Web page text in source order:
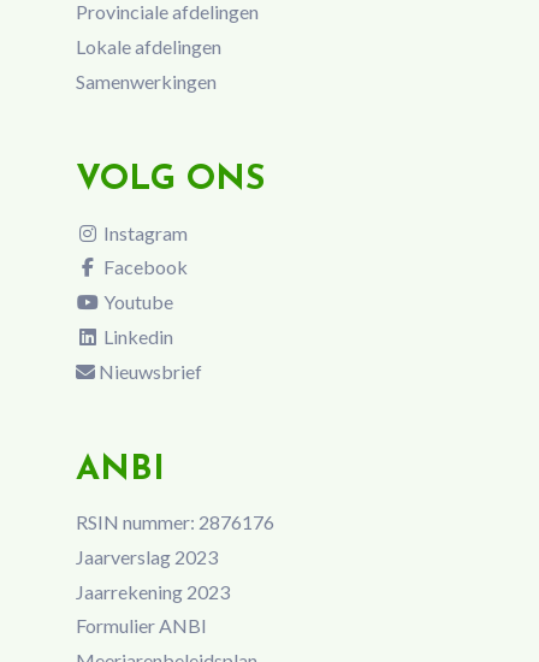
Provinciale afdelingen
Lokale afdelingen
Samenwerkingen
VOLG ONS
Instagram
Facebook
Youtube
Linkedin
Nieuwsbrief
ANBI
RSIN nummer: 2876176
Jaarverslag 2023
Jaarrekening 2023
Formulier ANBI